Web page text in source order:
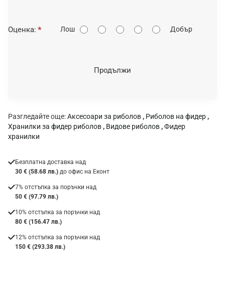
О
Оценка: Лош Добър
Продължи
Разгледайте още:Аксесоари за риболов , Риболов на фидер ,
Хранилки за фидер риболов , Видове риболов ,Фидер
хранилки
Безплатна доставка над
30 € (58.68 лв.) до офис на Еконт
7% отстъпка за поръчки над
50 € (97.79 лв.)
10% отстъпка за поръчки над
80 € (156.47 лв.)
12% отстъпка за поръчки над
150 € (293.38 лв.)